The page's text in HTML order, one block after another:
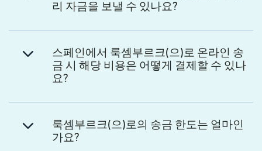
리 자금을 보낼 수 있나요?
스페인에서 룩셈부르크(으)로 온라인 송
금 시 해당 비용은 어떻게 결제할 수 있나
요?
룩셈부르크(으)로의 송금 한도는 얼마인
가요?